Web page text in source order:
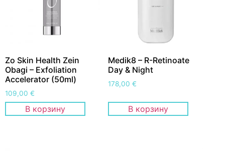
Zo Skin Health Zein
Obagi – Exfoliation
Accelerator (50ml)
109,00 €
В корзину
Medik8 – R-Retinoate
Day & Night
178,00€
В корзину